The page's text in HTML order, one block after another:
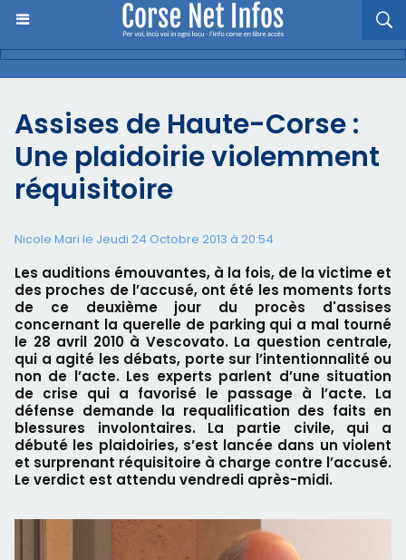
Assises de Haute-Corse :
Une plaidoirie violemment
réquisitoire
Nicole Mari le Jeudi 24 Octobre 2013 à 20:54
Les auditions émouvantes, à la fois, de la victime et
des proches de l’accusé, ont été les moments forts
de ce deuxième jour du procès d'assises
concernant la querelle de parking qui a mal tourné
le 28 avril 2010 à Vescovato. La question centrale,
qui a agité les débats, porte sur l’intentionnalité ou
non de l’acte. Les experts parlent d’une situation
de crise qui a favorisé le passage à l’acte. La
défense demande la requalification des faits en
blessures involontaires. La partie civile, qui a
débuté les plaidoiries, s’est lancée dans un violent
et surprenant réquisitoire à charge contre l’accusé.
Le verdict est attendu vendredi après-midi.